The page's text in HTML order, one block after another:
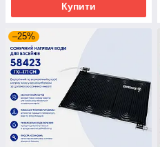
Купити
–25%